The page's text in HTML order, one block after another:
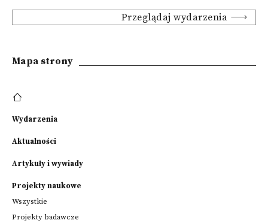
Przeglądaj wydarzenia
Mapa strony
Wydarzenia
Aktualności
Artykuły i wywiady
Projekty naukowe
Wszystkie
Projekty badawcze